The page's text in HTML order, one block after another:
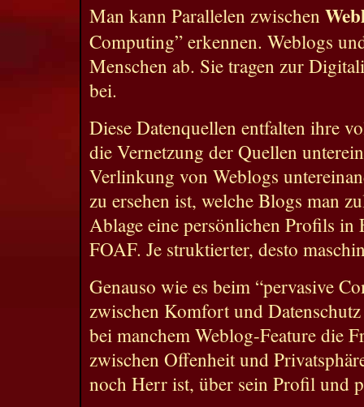
Man kann Parallelen zwischen
Computing” erkennen. Weblogs
Menschen ab. Sie tragen zur
bei.
Diese Datenquellen entfalten ihre
die Vernetzung der Quellen
Verlinkung von Weblogs
zu ersehen ist, welche Blogs man
Ablage eine persönlichen Profils
FOAF. Je struktierter, desto
Genauso wie es beim “pervasive
zwischen Komfort und
bei manchem Weblog-Feature die
zwischen Offenheit und
noch Herr ist, über sein Profil und